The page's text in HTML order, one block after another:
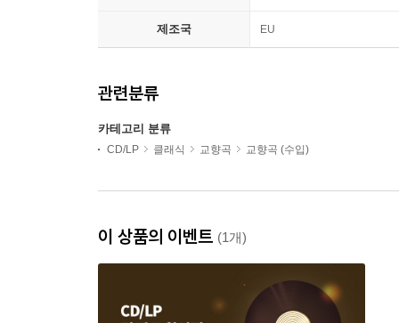
제조국 EU
관련분류
카테고리 분류
CD/LP 클래식 교향곡 교향곡 (수입)
이 상품의 이벤트 (1개)